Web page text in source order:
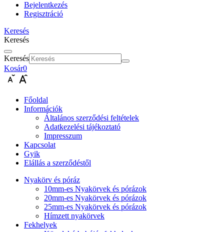
Bejelentkezés
Regisztráció
Keresés
Keresés
Keresés
Kosár0
Főoldal
Információk
Általános szerződési feltételek
Adatkezelési tájékoztató
Impresszum
Kapcsolat
Gyik
Elállás a szerződéstől
Nyakörv és póráz
10mm-es Nyakörvek és pórázok
20mm-es Nyakörvek és pórázok
25mm-es Nyakörvek és pórázok
Hímzett nyakörvek
Fekhelyek